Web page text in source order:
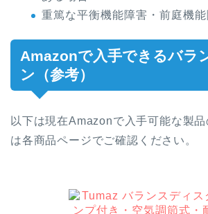
重篤な平衡機能障害・前庭機
Amazonで入手できるバラ
ン（参考）
以下は現在Amazonで入手可能な製
は各商品ページでご確認ください。